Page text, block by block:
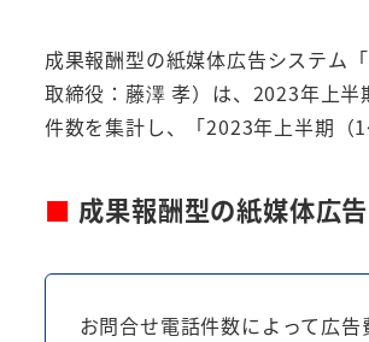
成果報酬型の紙媒体広告システム
取締役：藤澤 孝）は、2023年上
件数を集計し、「2023年上半期
■ 成果報酬型の紙媒体広
お問合せ電話件数によって広